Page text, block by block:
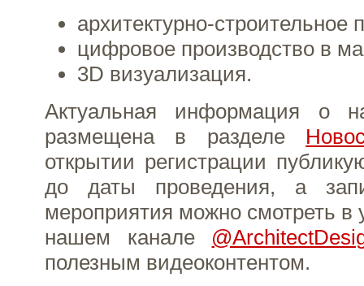
архитектурно-строительное
цифровое производство в
3D визуализация.
Актуальная информация о
размещена в разделе
открытии регистрации
до даты проведения, а
мероприятия можно смотреть в
нашем канале
полезным видеоконтентом.